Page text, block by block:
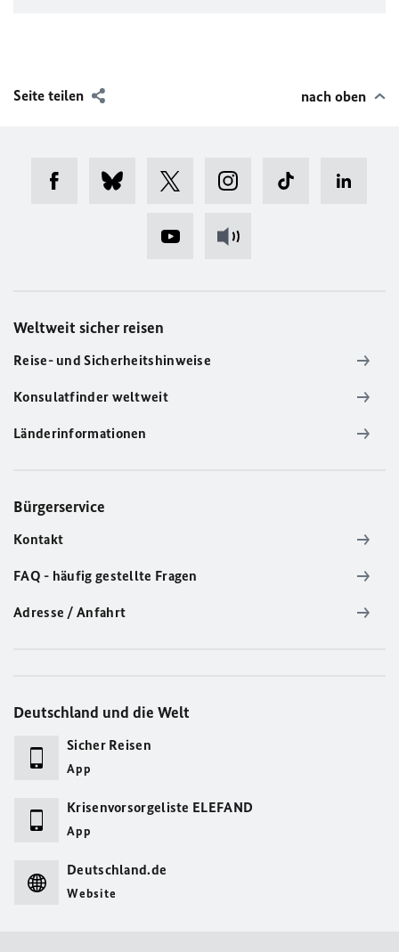
Seite teilen nach oben
Weltweit sicher reisen
Reise- und Sicherheitshinweise
Konsulatfinder weltweit
Länderinformationen
Bürgerservice
Kontakt
FAQ - häufig gestellte Fragen
Adresse / Anfahrt
Deutschland und die Welt
Sicher Reisen
App
Krisenvorsorgeliste ELEFAND
App
Deutschland.de
Website